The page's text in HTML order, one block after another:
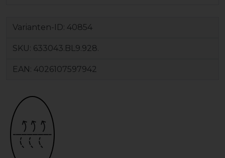
Varianten-ID: 40854
SKU: 633043.BL9.928.
EAN: 4026107597942